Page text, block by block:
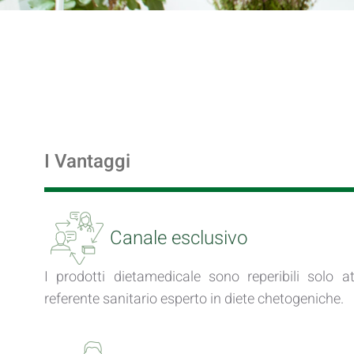
I Vantaggi
Canale esclusivo
I prodotti dietamedicale sono reperibili solo
referente sanitario esperto in diete chetogeniche.